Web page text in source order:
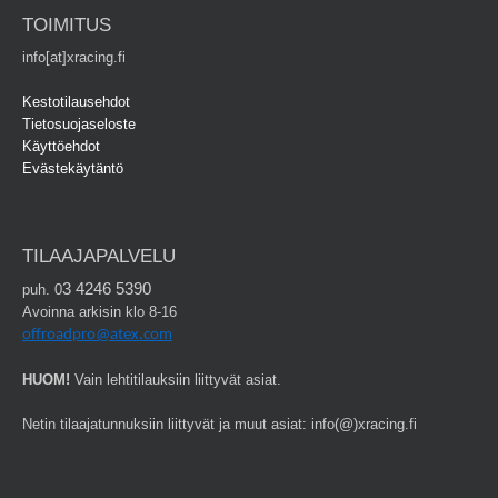
TOIMITUS
info[at]xracing.fi
Kestotilausehdot
Tietosuojaseloste
Käyttöehdot
Evästekäytäntö
TILAAJAPALVELU
puh. 03 4246 5390
Avoinna arkisin klo 8-16
offroadpro@atex.com
HUOM! Vain lehtitilauksiin liittyvät asiat.
Netin tilaajatunnuksiin liittyvät ja muut asiat: info(@)xracing.fi